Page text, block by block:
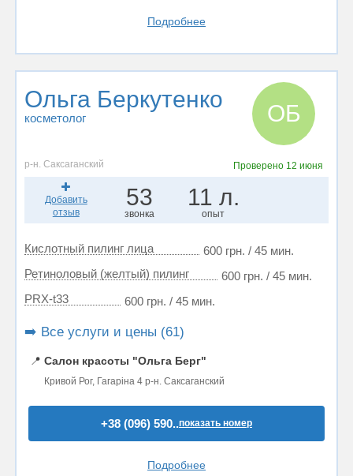
Подробнее
Ольга Беркутенко
косметолог ОБ
р-н. Саксаганский Проверено 12 июня
Добавить
отзыв
53
звонка
11 л.
опыт
Кислотный пилинг лица
600 грн. / 45 мин.
Ретиноловый (желтый) пилинг
600 грн. / 45 мин.
PRX-t33
600 грн. / 45 мин.
➡️ Все услуги и цены (61)
📍 Салон красоты "Ольга Берг"
Кривой Рог, Гагаріна 4 р-н. Саксаганский
+38 (096) 590..показать номер
Подробнее